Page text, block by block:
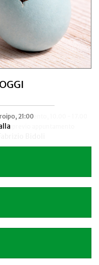
di Codroipo
in mostra a
21:00